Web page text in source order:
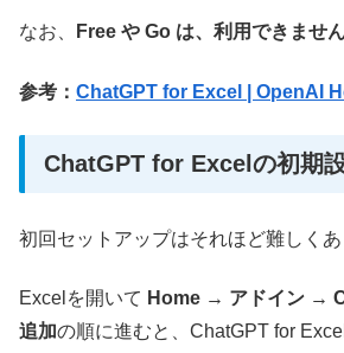
なお、 Free や Go は、利用できません
参考： ChatGPT for Excel | OpenAI
ChatGPT for Excelの初期
初回セットアップはそれほど難しくあ
Excelを開いて Home → アドイン →
追加の順に進むと、ChatGPT for